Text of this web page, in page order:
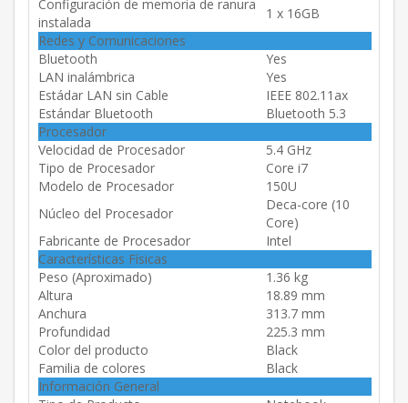
Configuración de memoria de ranura
instalada
1 x 16GB
Redes y Comunicaciones
Bluetooth
Yes
LAN inalámbrica
Yes
Estádar LAN sin Cable
IEEE 802.11ax
Estándar Bluetooth
Bluetooth 5.3
Procesador
Velocidad de Procesador
5.4 GHz
Tipo de Procesador
Core i7
Modelo de Procesador
150U
Núcleo del Procesador
Deca-core (10
Core)
Fabricante de Procesador
Intel
Características Físicas
Peso (Aproximado)
1.36 kg
Altura
18.89 mm
Anchura
313.7 mm
Profundidad
225.3 mm
Color del producto
Black
Familia de colores
Black
Información General